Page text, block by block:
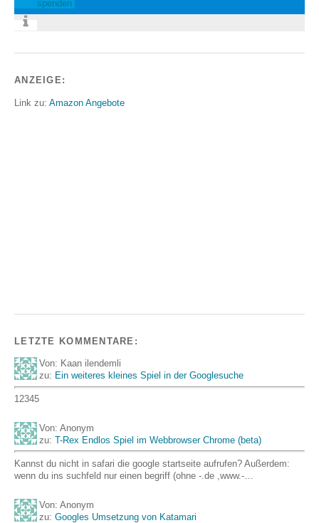
spenden
ANZEIGE:
Link zu: Amazon Angebote
LETZTE KOMMENTARE:
Von: Kaan ilendemli
zu: Ein weiteres kleines Spiel in der Googlesuche
12345
Von: Anonym
zu: T-Rex Endlos Spiel im Webbrowser Chrome (beta)
Kannst du nicht in safari die google startseite aufrufen? Außerdem:
wenn du ins suchfeld nur einen begriff (ohne -.de ,www.-…
Von: Anonym
zu: Googles Umsetzung von Katamari